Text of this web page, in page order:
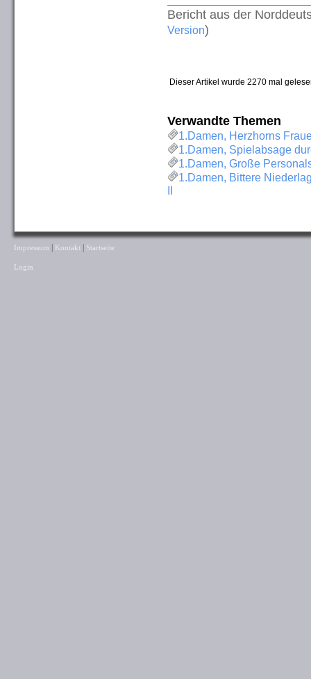
Bericht aus der
Version)
Dieser Artikel wurde 2270 mal
Verwandte Themen
1.Damen, Herzhorns
1.Damen, Spielabsage
1.Damen, Große
1.Damen, Bittere
Impressum Kontakt Startseite
Login